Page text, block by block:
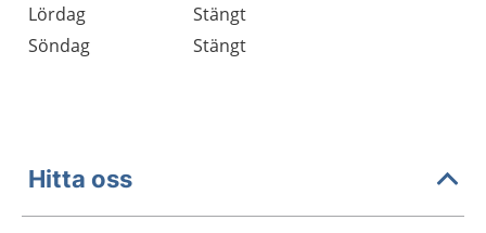
Lördag
Stängt
Söndag
Stängt
Hitta oss